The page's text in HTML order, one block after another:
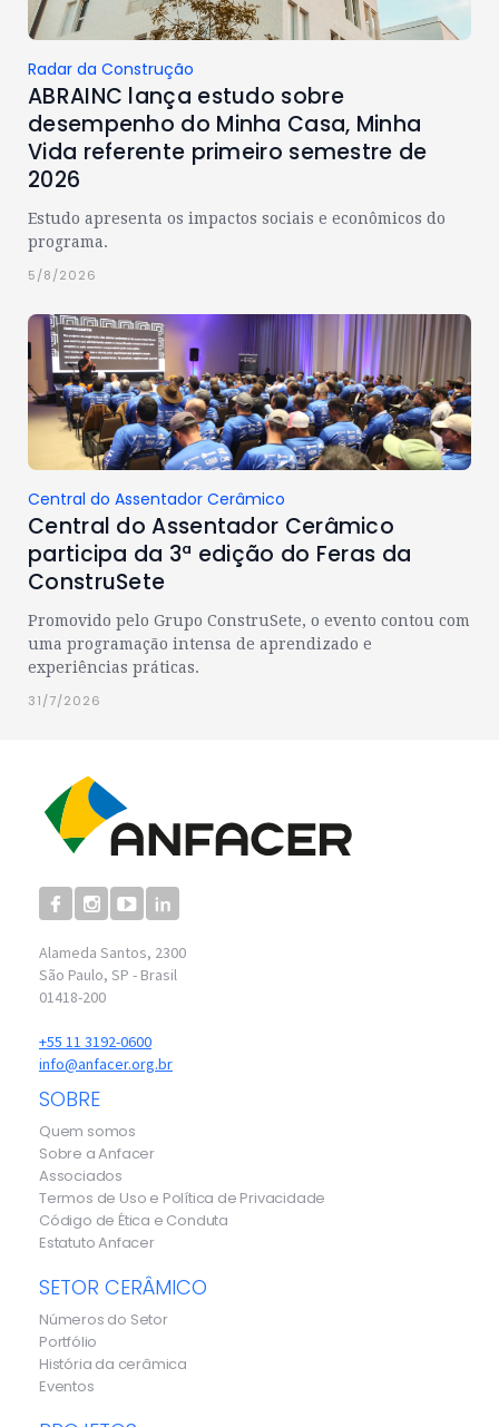
Radar da Construção
ABRAINC lança estudo sobre
desempenho do Minha Casa, Minha
Vida referente primeiro semestre de
2026
Estudo apresenta os impactos sociais e econômicos do
programa.
5/8/2026
Central do Assentador Cerâmico
Central do Assentador Cerâmico
participa da 3ª edição do Feras da
ConstruSete
Promovido pelo Grupo ConstruSete, o evento contou com
uma programação intensa de aprendizado e
experiências práticas.
31/7/2026
Alameda Santos, 2300
São Paulo, SP - Brasil
01418-200
+55 11 3192-0600
info@anfacer.org.br
SOBRE
Quem somos
Sobre a Anfacer
Associados
Termos de Uso e Política de Privacidade
Código de Ética e Conduta
Estatuto Anfacer
SETOR CERÂMICO
Números do Setor
Portfólio
História da cerâmica
Eventos